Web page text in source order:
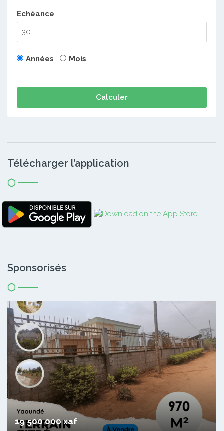
Echéance
Années Mois
Calculer
Télécharger l’application
Sponsorisés
19 500 000 xaf